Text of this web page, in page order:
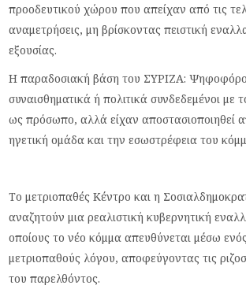
προοδευτικού χώρου που απείχαν από τις
αναμετρήσεις, μη βρίσκοντας πειστική
εξουσίας.
Η παραδοσιακή βάση του ΣΥΡΙΖΑ:
συναισθηματικά ή πολιτικά συνδεδεμένοι με
ως πρόσωπο, αλλά είχαν αποστασιοποιηθεί
ηγετική ομάδα και την εσωστρέφεια του
Το μετριοπαθές Κέντρο και η
αναζητούν μια ρεαλιστική κυβερνητική
οποίους το νέο κόμμα απευθύνεται μέσω
μετριοπαθούς λόγου, αποφεύγοντας τις
του παρελθόντος.